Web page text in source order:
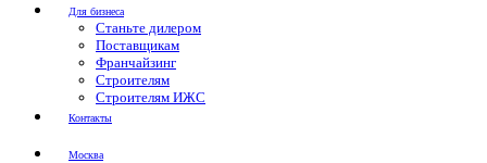
Для бизнеса
Станьте дилером
Поставщикам
Франчайзинг
Строителям
Строителям ИЖС
Контакты
Москва